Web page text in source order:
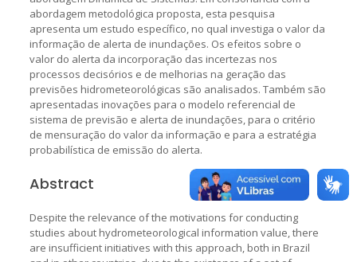
abordagem metodológica proposta, esta pesquisa
apresenta um estudo específico, no qual investiga o valor da
informação de alerta de inundações. Os efeitos sobre o
valor do alerta da incorporação das incertezas nos
processos decisórios e de melhorias na geração das
previsões hidrometeorológicas são analisados. Também são
apresentadas inovações para o modelo referencial de
sistema de previsão e alerta de inundações, para o critério
de mensuração do valor da informação e para a estratégia
probabilística de emissão do alerta.
Abstract
Despite the relevance of the motivations for conducting
studies about hydrometeorological information value, there
are insufficient initiatives with this approach, both in Brazil